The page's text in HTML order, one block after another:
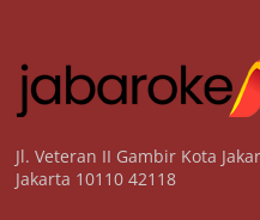
Jl. Veteran II Gambir Kota
Jakarta 10110 42118